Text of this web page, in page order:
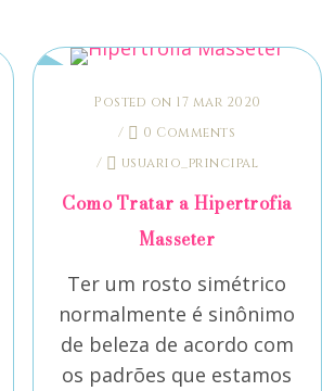
Posted on 17 mar 2020
/
0 Comments
/
usuario_principal
Como Tratar a Hipertrofia
Masseter
Ter um rosto simétrico
normalmente é sinônimo
de beleza de acordo com
os padrões que estamos